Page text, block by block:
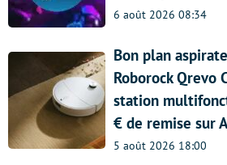
6 août 2026 08:34
Bon plan
Roborock Qrevo
station
€ de remise sur
5 août 2026 18:00